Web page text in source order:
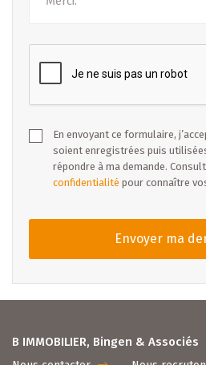
En envoyant ce formulaire,
soient enregistrées puis
répondre à ma demande.
confidentialité pour connaître
Envoyer ma
B IMMOBILIER, Bingen & Associés